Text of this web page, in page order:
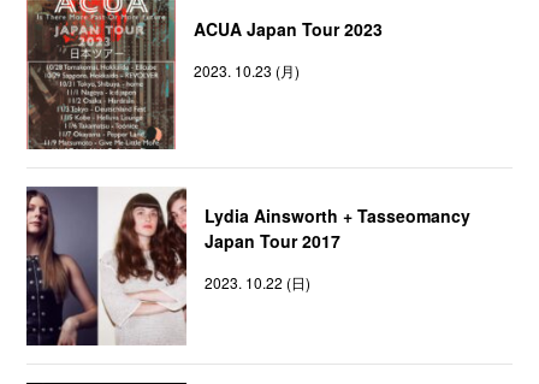
ACUA Japan Tour 2023
2023. 10.23 (月)
Lydia Ainsworth + Tasseomancy
Japan Tour 2017
2023. 10.22 (日)